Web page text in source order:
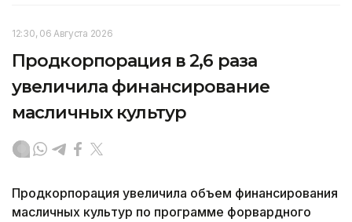
12:30, 06 Августа 2026
Продкорпорация в 2,6 раза
увеличила финансирование
масличных культур
Продкорпорация увеличила объем финансирования
масличных культур по программе форвардного